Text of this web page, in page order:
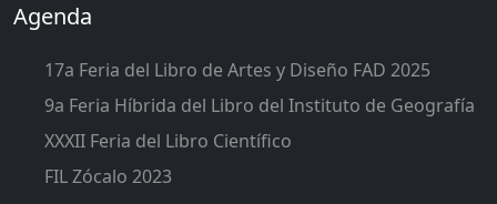
Agenda
17a Feria del Libro de Artes y Diseño FAD 2025
9a Feria Híbrida del Libro del Instituto de Geografía
XXXII Feria del Libro Científico
FIL Zócalo 2023